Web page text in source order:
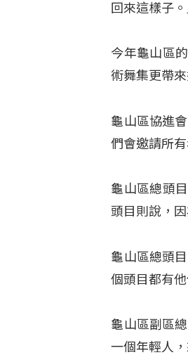
回來這樣子。
今年龜山區
術舞集更帶
龜山區協進
們會邀請所
龜山區總頭
頭目則說，
龜山區總頭
個頭目都有
龜山區副區
一個年輕人